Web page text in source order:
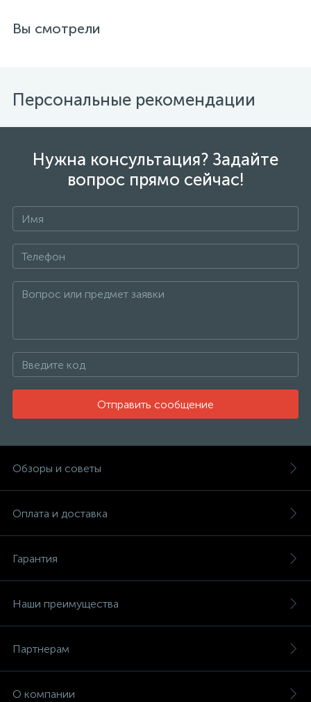
Вы смотрели
Персональные рекомендации
Нужна консультация? Задайте
вопрос прямо сейчас!
Отправить сообщение
Обзоры и советы
Оплата и доставка
Гарантия
Наши преимущества
Партнерам
О компании